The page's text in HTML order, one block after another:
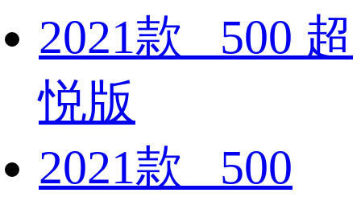
2021款 500 超
悦版
2021款 500